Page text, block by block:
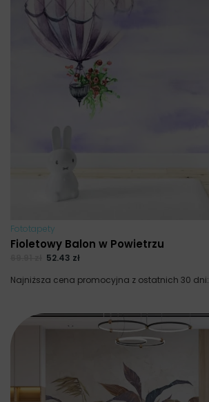
Fototapety
Fioletowy Balon w Powietrzu
52.43 zł
Najniższa cena promocyjna z ostatnich 30 dni: